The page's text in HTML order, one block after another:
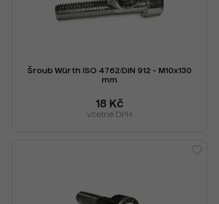
Šroub Würth ISO 4762/DIN 912 - M10x130
mm
18 Kč
včetně DPH